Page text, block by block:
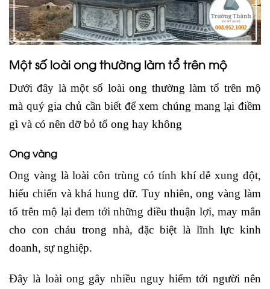
Một số loài ong thường làm tổ trên mộ
Dưới đây là một số loài ong thường làm tổ trên mộ
mà quý gia chủ cần biết để xem chúng mang lại điềm
gì và có nên dỡ bỏ tổ ong hay không
Ong vàng
Ong vàng là loài côn trùng có tính khí dễ xung đột,
hiếu chiến và khá hung dữ. Tuy nhiên, ong vàng làm
tổ trên mộ lại đem tới những điều thuận lợi, may mắn
cho con cháu trong nhà, đặc biệt là lĩnh lực kinh
doanh, sự nghiệp.
Đây là loài ong gây nhiều nguy hiểm tới người nên